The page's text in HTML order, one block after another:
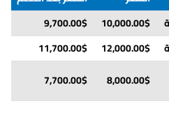
4,750.00$
10%
5,000.00$
4,750.00$
10,000.00$
9,700.00$
12,000.00$
11,700.00$
8,000.00$
7,700.00$